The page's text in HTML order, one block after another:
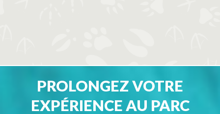
PROLONGEZ VOTRE
EXPÉRIENCE AU PARC